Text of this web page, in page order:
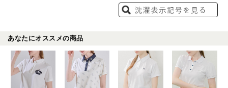
あなたにオススメの商品